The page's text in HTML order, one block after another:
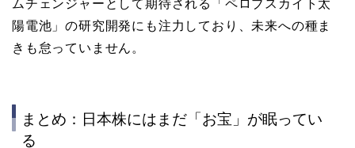
ムチェンジャーとして期待される「ペロブスカイト太
陽電池」の研究開発にも注力しており、未来への種ま
きも怠っていません。
まとめ：日本株にはまだ「お宝」が眠ってい
る